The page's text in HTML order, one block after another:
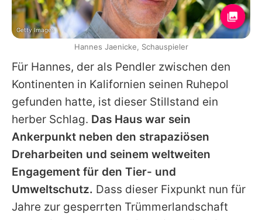
Für Hannes, der als Pendler zwischen den
Kontinenten in Kalifornien seinen Ruhepol
gefunden hatte, ist dieser Stillstand ein
herber Schlag. Das Haus war sein
Ankerpunkt neben den strapaziösen
Dreharbeiten und seinem weltweiten
Engagement für den Tier- und
Umweltschutz. Dass dieser Fixpunkt nun für
Jahre zur gesperrten Trümmerlandschaft
Getty Images
Hannes Jaenicke, Schauspieler